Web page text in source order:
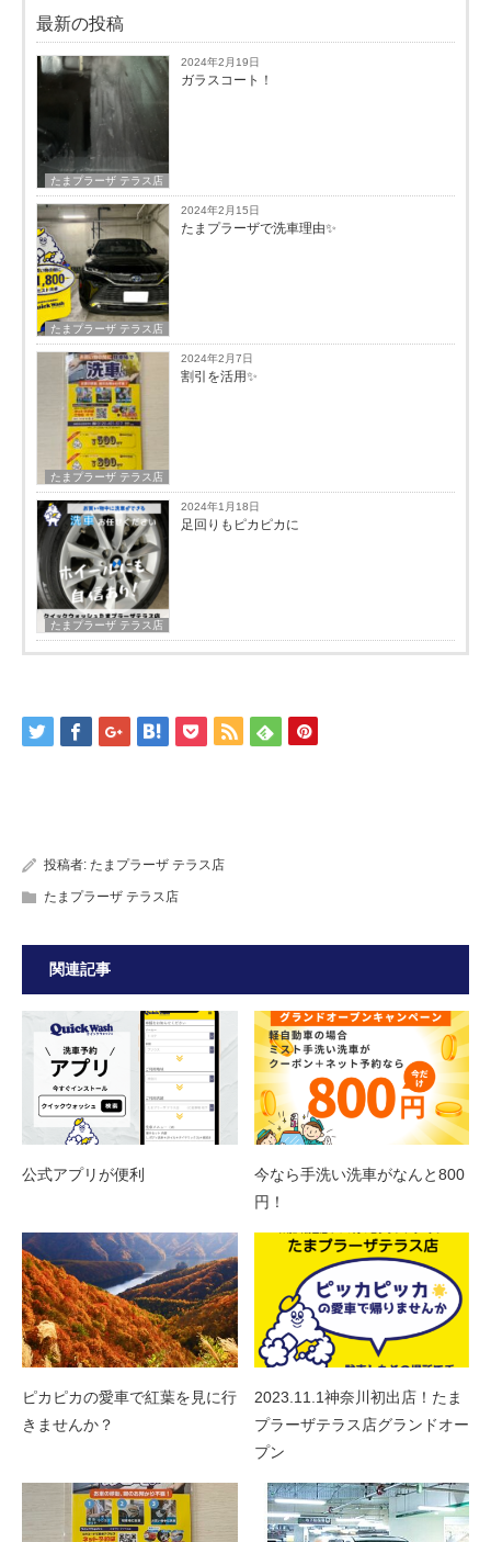
最新の投稿
たまプラーザ テラス店
2024年2月19日
ガラスコート！
たまプラーザ テラス店
2024年2月15日
たまプラーザで洗車理由✨
たまプラーザ テラス店
2024年2月7日
割引を活用✨
たまプラーザ テラス店
2024年1月18日
足回りもピカピカに
投稿者: たまプラーザ テラス店
たまプラーザ テラス店
関連記事
公式アプリが便利
今なら手洗い洗車がなんと800
円！
ピカピカの愛車で紅葉を見に行
きませんか？
2023.11.1神奈川初出店！たま
プラーザテラス店グランドオー
プン